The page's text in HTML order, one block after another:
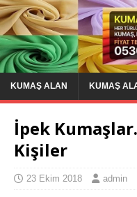
KUMAŞ ALAN KUMAŞ
İpek
Kişiler
23 Ekim 2018 admin